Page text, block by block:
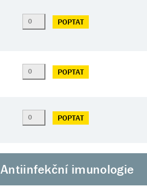
POPTAT
POPTAT
POPTAT
Antiinfekční imunologie